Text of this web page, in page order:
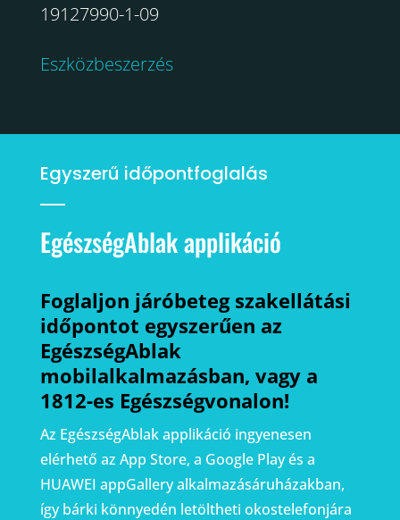
19127990-1-09
Eszközbeszerzés
Egyszerű időpontfoglalás
EgészségAblak applikáció
Foglaljon járóbeteg szakellátási
időpontot egyszerűen az
EgészségAblak
mobilalkalmazásban, vagy a
1812-es Egészségvonalon!
Az EgészségAblak applikáció ingyenesen
elérhető az App Store, a Google Play és a
HUAWEI appGallery alkalmazásáruházakban,
így bárki könnyedén letöltheti okostelefonjára